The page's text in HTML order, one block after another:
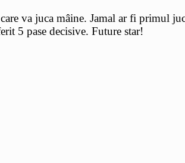
va juca mâine. Jamal ar fi primul
5 pase decisive. Future star!